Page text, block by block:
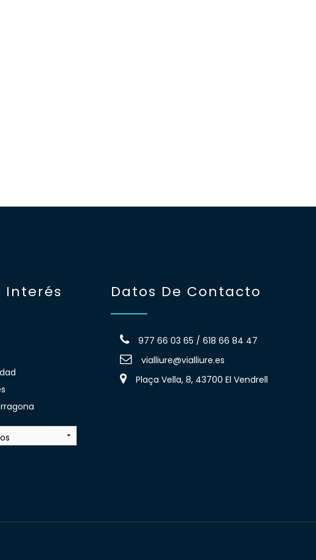
Interés Datos De Contacto
977 66 03 65 / 618 66 84 47
vialliure@vialliure.es
Plaça Vella, 8, 43700 El Vendrell